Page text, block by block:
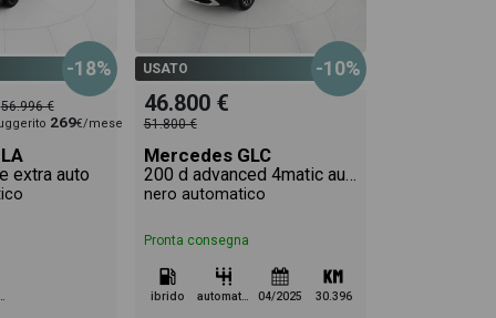
-18%
56.996 €
269€/mese
extra auto
USATO -10%
46.800 €
51.800 €
Mercedes GLC
200 d advanced 4matic auto
nero automatico
Pronta consegna
ibrido automatico 04/2025 30.396